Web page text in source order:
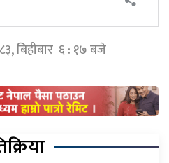
बिहीबार ६ : १७ बजे